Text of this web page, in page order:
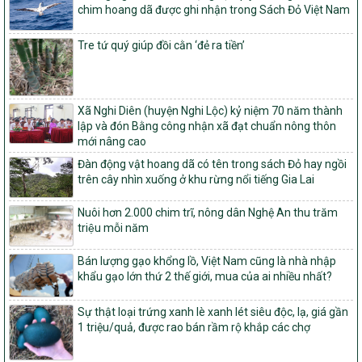
Phê duyệt danh sách các xã thuộc nhóm 1, nhóm 2, nhóm 3
trong xây dựng nông thôn mới giai đoạn 2026-2030 trên địa bàn
tỉnh Nghệ An
103/PTNT-NTM
Về việc đăng ký thực hiện Dự án liên kết theo chuỗi giá trị thuộc
Dự án 2 – Chương trình Mục tiêu quốc gia Giảm nghèo bền vững
giai đoạn 2021-2025 được kéo dài sang năm 2026
827/QĐ-BNNMT
Quyết định Ban hành Kế hoạch triển khai thực hiện Chương trình
mục tiêu quốc gia xây dựng nông thôn mới, giảm nghèo bền
vững và phát triển kinh tế – xã hội vùng đồng bào dân tộc thiểu
số và miền núi giai đoạn 2026-2035, giai đoạn I: Từ năm 2026
đến năm 2030
14/2026/TT-BNNMT
Hướng dẫn thực hiện một số nội dung tiêu chí, điều kiện thuộc Bộ
tiêu chí quốc gia về nông thôn mới giai đoạn 2026 – 2030 thuộc
phạm vi quản lý nhà nước của Bộ Nông nghiệp và Môi trường
417/QĐ-BNNMT
Phê duyệt Chương trình mục tiêu quốc gia xây dựng nông thôn
mới, giảm nghèo bền vững và phát triển kinh tế – xã hội vùng
đồng bào dân tộc thiểu số và miền núi giai đoạn 2026-2035, giai
chim hoang dã được ghi nhận trong Sách Đỏ Việt Nam
Tre tứ quý giúp đồi cằn ‘đẻ ra tiền’
Xã Nghi Diên (huyện Nghi Lộc) kỷ niệm 70 năm thành
lập và đón Bằng công nhận xã đạt chuẩn nông thôn
mới nâng cao
Đàn động vật hoang dã có tên trong sách Đỏ hay ngồi
trên cây nhìn xuống ở khu rừng nổi tiếng Gia Lai
Nuôi hơn 2.000 chim trĩ, nông dân Nghệ An thu trăm
triệu mỗi năm
Bán lượng gạo khổng lồ, Việt Nam cũng là nhà nhập
khẩu gạo lớn thứ 2 thế giới, mua của ai nhiều nhất?
Sự thật loại trứng xanh lè xanh lét siêu độc, lạ, giá gần
1 triệu/quả, được rao bán rầm rộ khắp các chợ